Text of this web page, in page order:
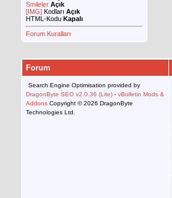
Smileler Açık
[IMG] Kodları Açık
HTML-Kodu Kapalı
Forum Kuralları
Forum
Search Engine Optimisation provided by
DragonByte SEO v2.0.36 (Lite) - vBulletin Mods &
Addons Copyright © 2026 DragonByte
Technologies Ltd.